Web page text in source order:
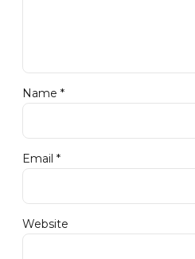
Name *
Email *
Website